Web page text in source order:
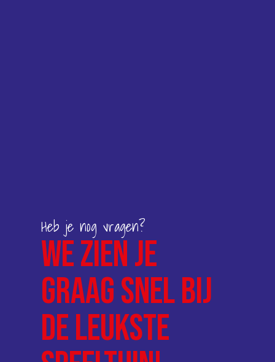
Heb je nog vragen?
We zien je
graag snel bij
de leukste